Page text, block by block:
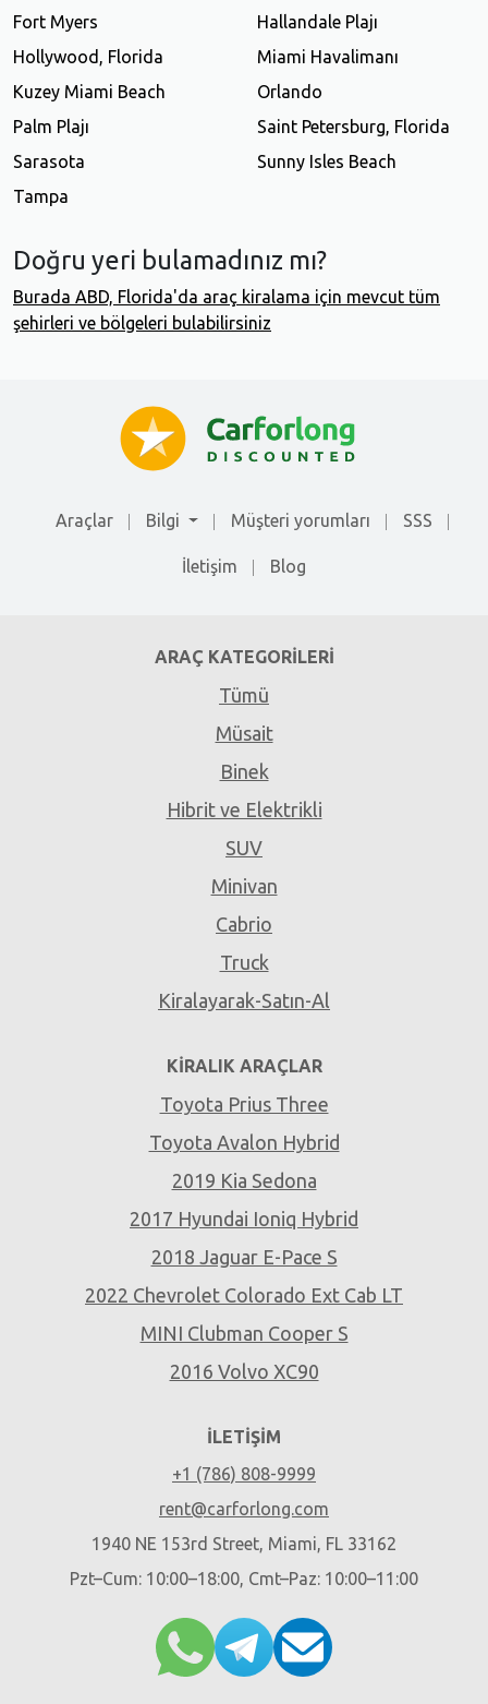
Fort Myers
Hallandale Plajı
Hollywood, Florida
Miami Havalimanı
Kuzey Miami Beach
Orlando
Palm Plajı
Saint Petersburg, Florida
Sarasota
Sunny Isles Beach
Tampa
Doğru yeri bulamadınız mı?
Burada ABD, Florida'da araç kiralama için mevcut tüm
şehirleri ve bölgeleri bulabilirsiniz
Araçlar Bilgi Müşteri yorumları SSS
İletişim Blog
ARAÇ KATEGORILERI
Tümü
Müsait
Binek
Hibrit ve Elektrikli
SUV
Minivan
Cabrio
Truck
Kiralayarak-Satın-Al
KIRALIK ARAÇLAR
Toyota Prius Three
Toyota Avalon Hybrid
2019 Kia Sedona
2017 Hyundai Ioniq Hybrid
2018 Jaguar E-Pace S
2022 Chevrolet Colorado Ext Cab LT
MINI Clubman Cooper S
2016 Volvo XC90
İLETIŞIM
+1 (786) 808-9999
rent@carforlong.com
1940 NE 153rd Street, Miami, FL 33162
Pzt–Cum: 10:00–18:00, Cmt–Paz: 10:00–11:00